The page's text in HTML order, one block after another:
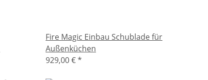
Fire Magic Einbau Schublade für
Außenküchen
929,00 €*